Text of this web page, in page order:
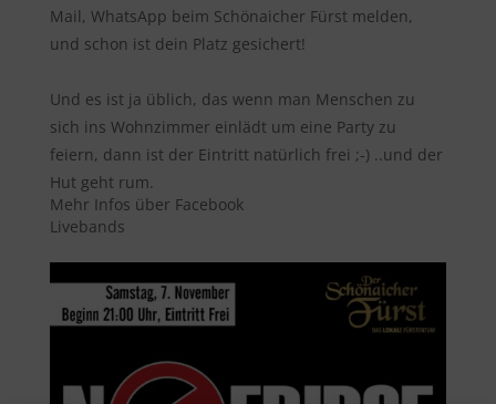
Mail, WhatsApp beim Schönaicher Fürst melden,
und schon ist dein Platz gesichert!
Und es ist ja üblich, das wenn man Menschen zu
sich ins Wohnzimmer einlädt um eine Party zu
feiern, dann ist der Eintritt natürlich frei ;-) ..und der
Hut geht rum.
Mehr Infos über Facebook
Livebands